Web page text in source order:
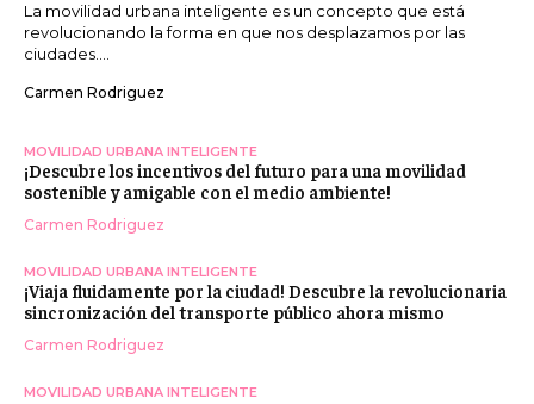
La movilidad urbana inteligente es un concepto que está
revolucionando la forma en que nos desplazamos por las
ciudades....
Carmen Rodriguez
MOVILIDAD URBANA INTELIGENTE
¡Descubre los incentivos del futuro para una movilidad
sostenible y amigable con el medio ambiente!
Carmen Rodriguez
MOVILIDAD URBANA INTELIGENTE
¡Viaja fluidamente por la ciudad! Descubre la revolucionaria
sincronización del transporte público ahora mismo
Carmen Rodriguez
MOVILIDAD URBANA INTELIGENTE